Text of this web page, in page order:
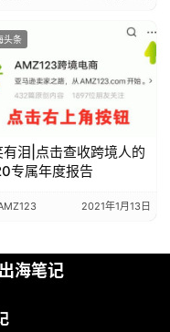
头条
有泪|点击查收跨境人的
专属年度报告
2021年1月13日
海笔记